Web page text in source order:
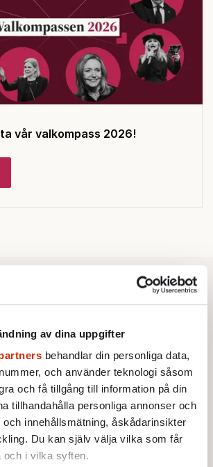
av dina uppgifter
behandlar din personliga data,
och använder teknologi såsom
och få tillgång till information på din
tillhandahålla personliga annonser och
och innehållsmätning, åskådarinsikter
Du kan själv välja vilka som får
och i vilka syften.
vår valkompass 2026!